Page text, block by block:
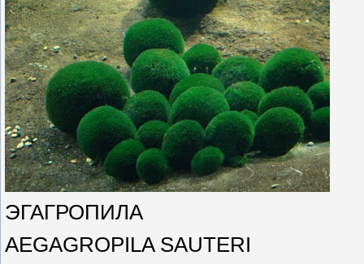
ЭГАГРОПИЛА
AEGAGROPILA SAUTERI